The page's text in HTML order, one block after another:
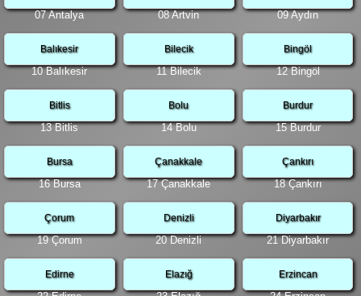
07 Antalya 08 Artvin 09 Aydın
Balıkesir
10 Balıkesir
Bilecik
11 Bilecik
Bingöl
12 Bingöl
Bitlis
13 Bitlis
Bolu
14 Bolu
Burdur
15 Burdur
Bursa
16 Bursa
Çanakkale
17 Çanakkale
Çankırı
18 Çankırı
Çorum
19 Çorum
Denizli
20 Denizli
Diyarbakır
21 Diyarbakır
Edirne Elazığ Erzincan